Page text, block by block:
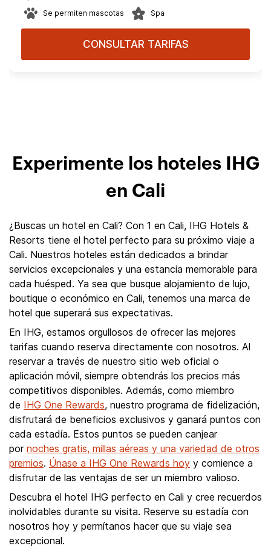
Se permiten mascotas Spa
CONSULTAR TARIFAS
Experimente los hoteles IHG
en Cali
¿Buscas un hotel en Cali? Con 1 en Cali, IHG Hotels &
Resorts tiene el hotel perfecto para su próximo viaje a
Cali. Nuestros hoteles están dedicados a brindar
servicios excepcionales y una estancia memorable para
cada huésped. Ya sea que busque alojamiento de lujo,
boutique o económico en Cali, tenemos una marca de
hotel que superará sus expectativas.
En IHG, estamos orgullosos de ofrecer las mejores
tarifas cuando reserva directamente con nosotros. Al
reservar a través de nuestro sitio web oficial o
aplicación móvil, siempre obtendrás los precios más
competitivos disponibles. Además, como miembro
de IHG One Rewards, nuestro programa de fidelización,
disfrutará de beneficios exclusivos y ganará puntos con
cada estadía. Estos puntos se pueden canjear
por noches gratis, millas aéreas y una variedad de otros
premios. Únase a IHG One Rewards hoy y comience a
disfrutar de las ventajas de ser un miembro valioso.
Descubra el hotel IHG perfecto en Cali y cree recuerdos
inolvidables durante su visita. Reserve su estadía con
nosotros hoy y permítanos hacer que su viaje sea
excepcional.